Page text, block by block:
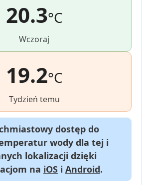
20.3°C
Wczoraj
19.2°C
Tydzień temu
dostęp do
wody dla tej i
lokalizacji dzięki
na iOS i Android.